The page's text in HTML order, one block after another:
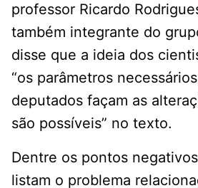
professor Ricardo
também integrante do
disse que a ideia dos
“os parâmetros
deputados façam as
são possíveis” no texto.
Dentre os pontos
listam o problema